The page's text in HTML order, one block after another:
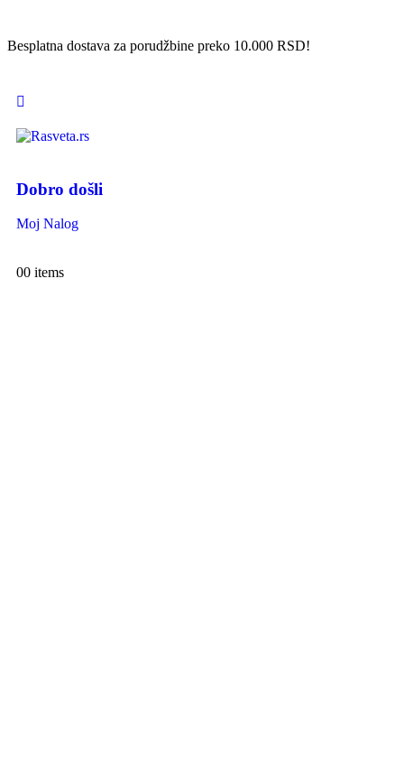
Besplatna dostava za porudžbine preko 10.000 RSD!
Dobro došli
Moj Nalog
00 items